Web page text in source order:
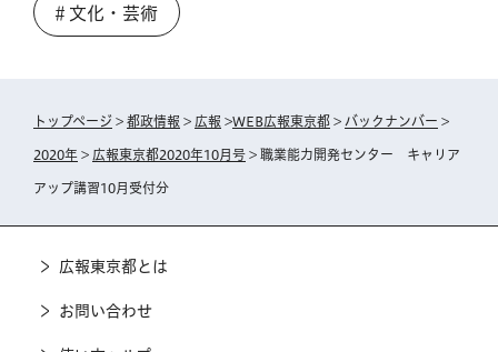
＃文化・芸術
トップページ > 都政情報 > 広報 >WEB広報東京都 > バックナンバー >
2020年 > 広報東京都2020年10月号 > 職業能力開発センター キャリア
アップ講習10月受付分
広報東京都とは
お問い合わせ